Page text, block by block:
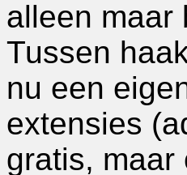
alleen maar
Tussen
nu een
extensies
gratis, maar